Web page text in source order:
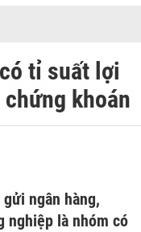
tỉ suất lợi
khoán
ngân hàng,
nghiệp là nhóm có